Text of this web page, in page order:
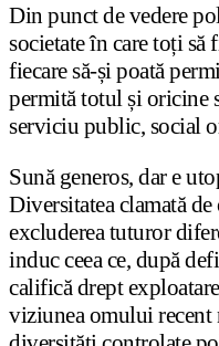
Din punct de vedere
societate în care toți
fiecare să-și poată
permită totul și oricine
serviciu public, social
Sună generos, dar e
Diversitatea clamată
excluderea tuturor
induc ceea ce, după
califică drept
viziunea omului recent